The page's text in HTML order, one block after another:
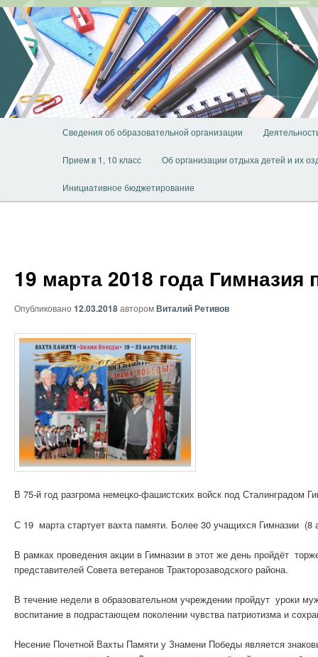
Перейти
основному
содержимому
Сведения об образовательной организации
Прием в 1, 10 класс Об организации отдыха детей и их
Инициативное бюджетирование
19 марта 2018 года
Опубликовано 12.03.2018авторомВиталий Ретивов
В 75-й год разгрома немецко-фашистских войск под Сталинградом
С 19 марта стартует вахта памяти. Более 30 учащихся Гимназии
В рамках проведения акции в Гимназии в этот же день пройдёт
представителей Совета ветеранов Тракторозаводского района.
В течение недели в образовательном учреждении пройдут уроки
воспитание в подрастающем поколении чувства патриотизма и
Несение Почетной Вахты Памяти у Знамени Победы является